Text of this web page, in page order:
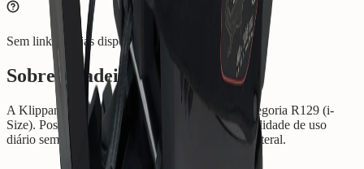
Sem link de lojas disponíveis
Sobre a cadeira
A Klippan CarGo é uma cadeira analisada na categoria R129 (i-
Size). Possui aprovação rigorosa e foca-se na facilidade de uso
diário sem comprometer a estrutura de proteção lateral.